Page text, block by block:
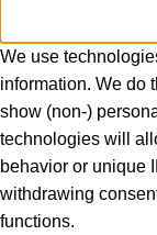
We use
information. We do
show (non-)
technologies will
behavior or unique
withdrawing
functions.